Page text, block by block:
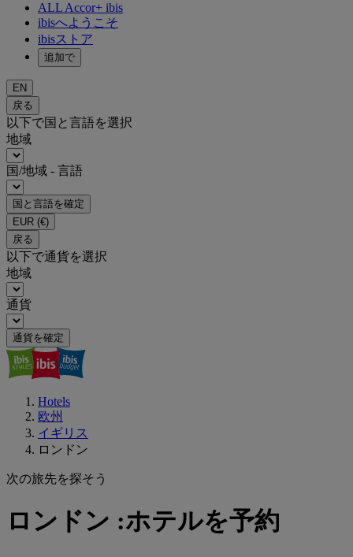
ALL Accor+ ibis
ibisへようこそ
ibisストア
追加で
EN
戻る
以下で国と言語を選択
地域
国/地域 - 言語
国と言語を確定
EUR (€)
戻る
以下で通貨を選択
地域
通貨
通貨を確定
Hotels
欧州
イギリス
ロンドン
次の旅先を探そう
ロンドン :ホテルを予約